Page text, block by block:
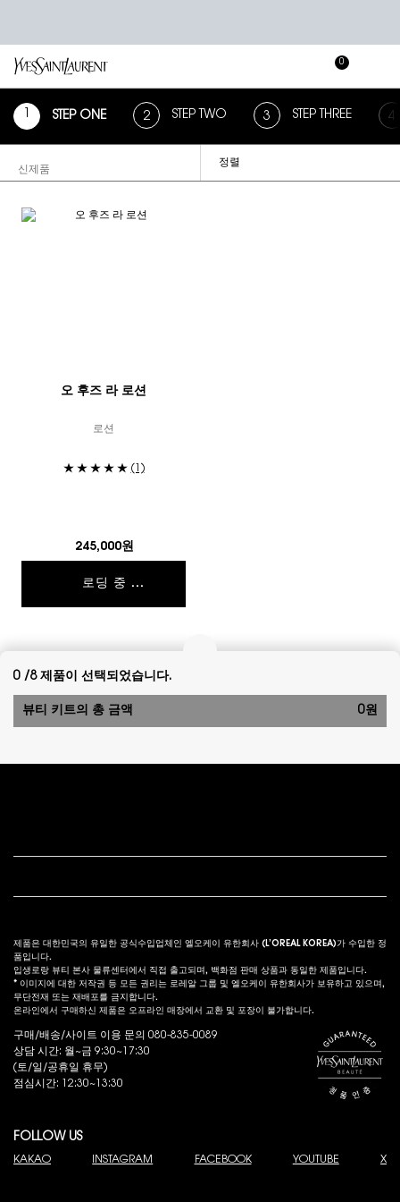
바
니
0
STEP ONE STEP TWO STEP THREE
정렬
FILTER MENU
오 후즈 라 로션
로션
(1)
245,000원
로딩 중 ...
0 /8 제품이 선택되었습니다.
뷰티 키트의 총 금액 0원
제품은 대한민국의 유일한 공식수입업체인 엘오케이 유한회사 (L’OREAL KOREA)가 수입한 정
품입니다.
입생로랑 뷰티 본사 물류센터에서 직접 출고되며, 백화점 판매 상품과 동일한 제품입니다.
* 이미지에 대한 저작권 등 모든 권리는 로레알 그룹 및 엘오케이 유한회사가 보유하고 있으며,
무단전재 또는 재배포를 금지합니다.
온라인에서 구매하신 제품은 오프라인 매장에서 교환 및 포장이 불가합니다.
구매/배송/사이트 이용 문의 080-835-0089
상담 시간: 월~금 9:30~17:30
(토/일/공휴일 휴무)
점심시간: 12:30~13:30
FOLLOW US
KAKAO INSTAGRAM FACEBOOK YOUTUBE X